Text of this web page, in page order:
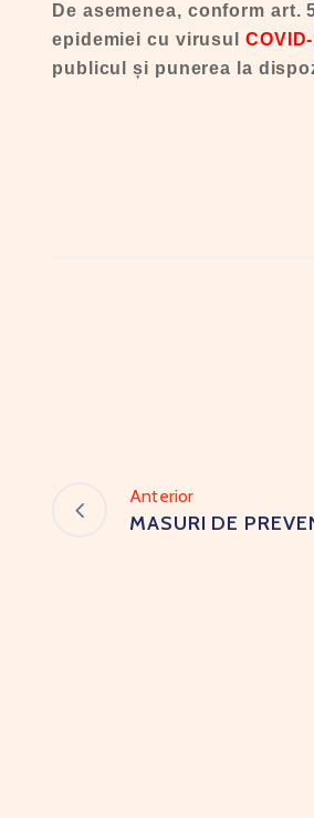
De asemenea, conform
epidemiei cu virusul
publicul și punerea la
Anterior
MASURI DE